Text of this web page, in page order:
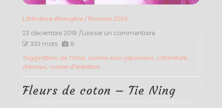
Littérature étrangère/ Romans 2015
23 décembre 2019 /Laisser un commentaireon
coton
Ning
333 mots 8
TaggedBleu de Chine, Guerre sino-japonaise, Littérature
chinoise, roman d'initiation
Fleurs de coton – Tie Ning